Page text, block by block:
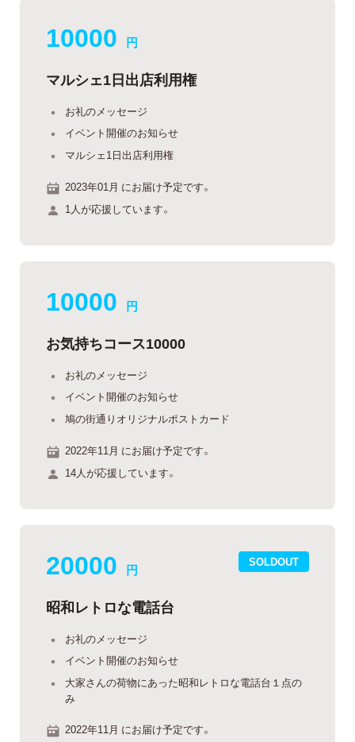
10000 円
マルシェ1日出店利用権
お礼のメッセージ
イベント開催のお知らせ
マルシェ1日出店利用権
2023年01月 にお届け予定です。
1人が応援しています。
10000 円
お気持ちコース10000
お礼のメッセージ
イベント開催のお知らせ
鳩の街通りオリジナルポストカード
2022年11月 にお届け予定です。
14人が応援しています。
SOLDOUT
20000 円
昭和レトロな電話台
お礼のメッセージ
イベント開催のお知らせ
大家さんの荷物にあった昭和レトロな電話台１点の
み
2022年11月 にお届け予定です。